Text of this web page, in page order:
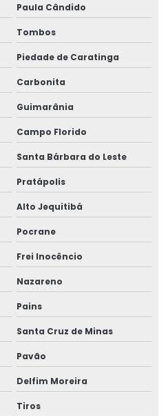
Paula Cândido
Tombos
Piedade de Caratinga
Carbonita
Guimarânia
Campo Florido
Santa Bárbara do Leste
Pratápolis
Alto Jequitibá
Pocrane
Frei Inocêncio
Nazareno
Pains
Santa Cruz de Minas
Pavão
Delfim Moreira
Tiros